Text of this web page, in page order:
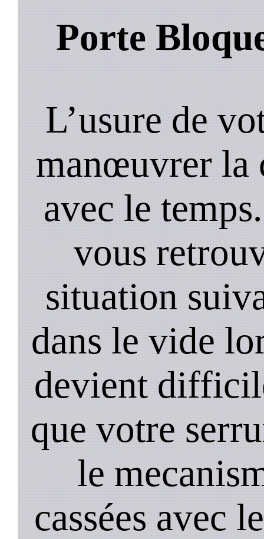
Porte
L’usure de
manœuvrer la
avec le
vous
situation
dans le vide
devient
que votre
le
cassées avec